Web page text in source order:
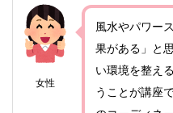
女性
風水やパワー
果がある」と
い環境を整え
うことが講座